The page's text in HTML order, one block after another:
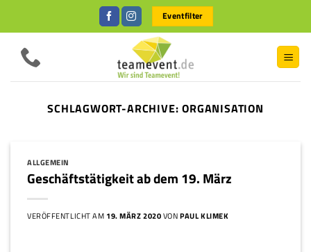
Eventfilter
SCHLAGWORT-ARCHIVE:ORGANISATION
ALLGEMEIN
Geschäftstätigkeit ab dem 19. März
VERÖFFENTLICHT AM 19. MÄRZ 2020VONPAUL KLIMEK